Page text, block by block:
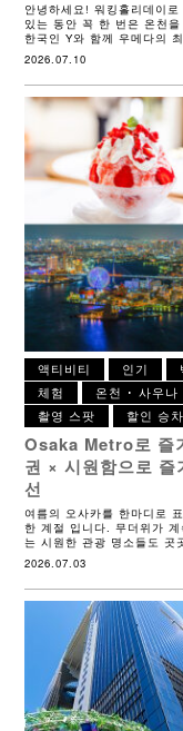
안녕하세요! 워킹홀리데이
있는 동안 꼭 한 번은 온천
한국인 Y와 함께 우메다의
2026.07.10
액티비티 인기
체험
온천 ･ 사우나
촬영 스팟
할인 승
Osaka Metro로 즐
권 × 시원함으로
선
여름의 오사카를 한마디로
한 계절 입니다. 무더위가
는 시원한 관광 명소들도 곳
2026.07.03